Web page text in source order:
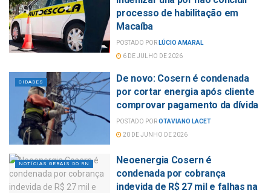
processo de habilitação em
Macaíba
POSTADO POR LÚCIO AMARAL
6 DE JULHO DE 2026
CIDADES
De novo: Cosern é condenada
por cortar energia após cliente
comprovar pagamento da dívida
POSTADO POROTAVIANO LACET
20 DE JUNHO DE 2026
NOTÍCIAS GERAIS DO RN
Neoenergia Cosern é
condenada por cobrança
indevida de R$ 27 mil e falhas na